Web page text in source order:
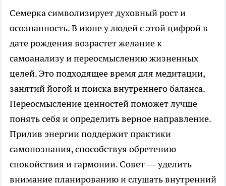
Семерка символизирует духовный рост и
осознанность. В июне у людей с этой цифрой в
дате рождения возрастет желание к
самоанализу и переосмыслению жизненных
целей. Это подходящее время для медитации,
занятий йогой и поиска внутреннего баланса.
Переосмысление ценностей поможет лучше
понять себя и определить верное направление.
Прилив энергии поддержит практики
самопознания, способствуя обретению
спокойствия и гармонии. Совет — уделить
внимание планированию и слушать внутренний